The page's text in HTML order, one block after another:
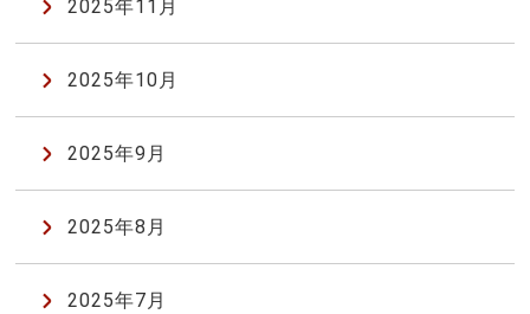
2025年11月
2025年10月
2025年9月
2025年8月
2025年7月